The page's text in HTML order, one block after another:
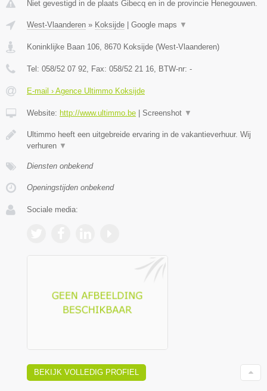
Niet gevestigd in de plaats Gibecq en in de provincie Henegouwen.
West-Vlaanderen » Koksijde Google maps ▼
Koninklijke Baan 106, 8670 Koksijde (West-Vlaanderen)
Tel: 058/52 07 92, Fax: 058/52 21 16, BTW-nr: -
E-mail › Agence Ultimmo Koksijde
Website: http://www.ultimmo.be Screenshot ▼
Ultimmo heeft een uitgebreide ervaring in de vakantieverhuur. Wij
verhuren ▼
Diensten onbekend
Openingstijden onbekend
Sociale media:
BEKIJK VOLLEDIG PROFIEL